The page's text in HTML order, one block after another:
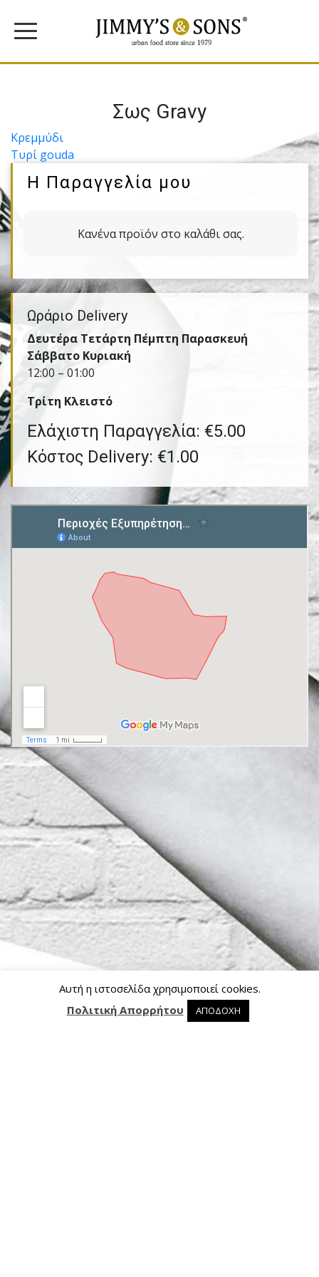
0 0 προϊόντα στο καλάθι
Σως Gravy
Πλοήγηση
άρθρων
Κρεµµύδι
Τυρί gouda
Η Παραγγελία μου
Κανένα προϊόν στο καλάθι σας.
Ωράριο Delivery
Δευτέρα Τετάρτη Πέμπτη Παρασκευή
Σάββατο Κυριακή
12:00 – 01:00
Τρίτη Kλειστό
Ελάχιστη Παραγγελία: €5.00
Κόστος Delivery: €1.00
Αυτή η ιστοσελίδα χρησιμοποιεί cookies.
Πολιτική Απορρήτου
ΑΠΟΔΟΧΗ